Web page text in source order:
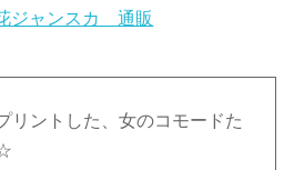
ジャンスカ 通販
リントした、女のコモードた